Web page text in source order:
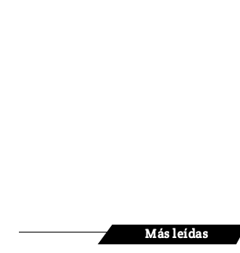
Más leídas